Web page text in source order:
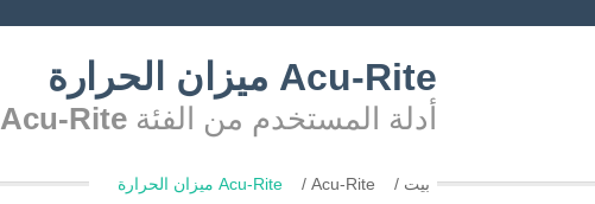
Acu-Rite ميزان الحرارة
أدلة المستخدم من الفئة Acu-Rite ميزان الحرارة
بيت Acu-Rite Acu-Rite ميزان الحرارة